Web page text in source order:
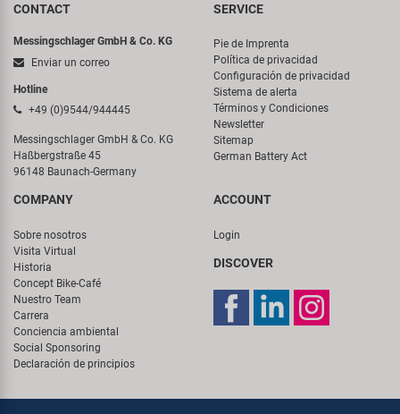
CONTACT
Messingschlager GmbH & Co. KG
Enviar un correo
Hotline
+49 (0)9544/944445
Messingschlager GmbH & Co. KG
Haßbergstraße 45
96148 Baunach-Germany
SERVICE
Pie de Imprenta
Política de privacidad
Configuración de privacidad
Sistema de alerta
Términos y Condiciones
Newsletter
Sitemap
German Battery Act
COMPANY
Sobre nosotros
Visita Virtual
Historia
Concept Bike-Café
Nuestro Team
Carrera
Conciencia ambiental
Social Sponsoring
Declaración de principios
ACCOUNT
Login
DISCOVER